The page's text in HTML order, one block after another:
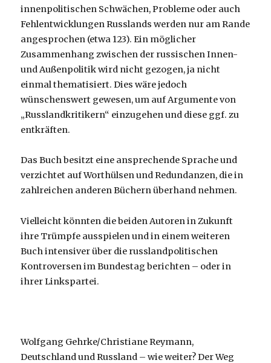
innenpolitischen Schwächen, Probleme oder auch
Fehlentwicklungen Russlands werden nur am Rande
angesprochen (etwa 123). Ein möglicher
Zusammenhang zwischen der russischen Innen-
und Außenpolitik wird nicht gezogen, ja nicht
einmal thematisiert. Dies wäre jedoch
wünschenswert gewesen, um auf Argumente von
„Russlandkritikern“ einzugehen und diese ggf. zu
entkräften.
Das Buch besitzt eine ansprechende Sprache und
verzichtet auf Worthülsen und Redundanzen, die in
zahlreichen anderen Büchern überhand nehmen.
Vielleicht könnten die beiden Autoren in Zukunft
ihre Trümpfe ausspielen und in einem weiteren
Buch intensiver über die russlandpolitischen
Kontroversen im Bundestag berichten – oder in
ihrer Linkspartei.
Wolfgang Gehrke/Christiane Reymann,
Deutschland und Russland – wie weiter? Der Weg